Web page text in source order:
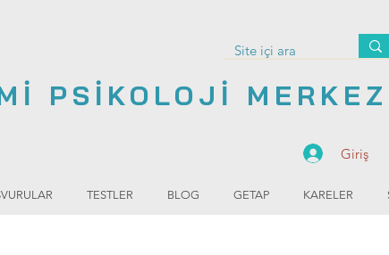
PSİKOLOJİ
Giriş
TESTLER BLOG GETAP KARELER